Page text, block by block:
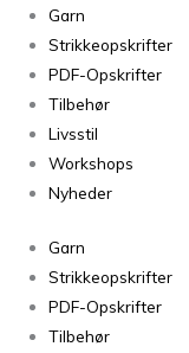
Garn
Strikkeopskrifter
PDF-Opskrifter
Tilbehør
Livsstil
Workshops
Nyheder
Garn
Strikkeopskrifter
PDF-Opskrifter
Tilbehør
Strik
Lene
Holme
Samsøe
antal